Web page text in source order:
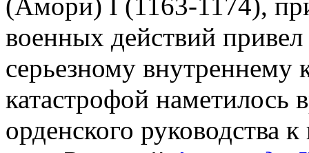
военных действий
серьезному внутреннему
катастрофой наметилось
орденского руководства